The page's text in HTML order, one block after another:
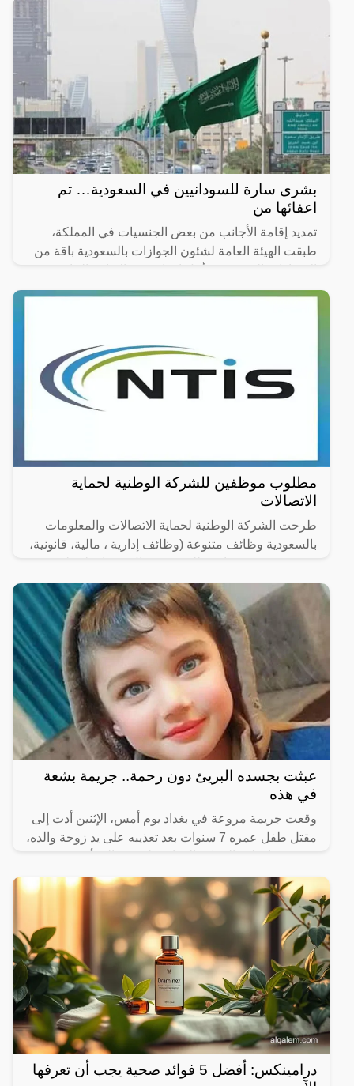
بشرى سارة للسودانيين في السعودية… تم
اعفائها من
تمديد إقامة الأجانب من بعض الجنسيات في المملكة،
طبقت الهيئة العامة لشئون الجوازات بالسعودية باقة من
بتأشيرة
مطلوب موظفين للشركة الوطنية لحماية
الاتصالات
طرحت الشركة الوطنية لحماية الاتصالات والمعلومات
بالسعودية وظائف متنوعة (وظائف إدارية ، مالية، قانونية،
عبثت بجسده البريئ دون رحمة.. جريمة بشعة
في هذه
وقعت جريمة مروعة في بغداد يوم أمس، الإثنين أدت إلى
مقتل طفل عمره 7 سنوات بعد تعذيبه على يد زوجة والده،
أمني.
درامينكس: أفضل 5 فوائد صحية يجب أن تعرفها